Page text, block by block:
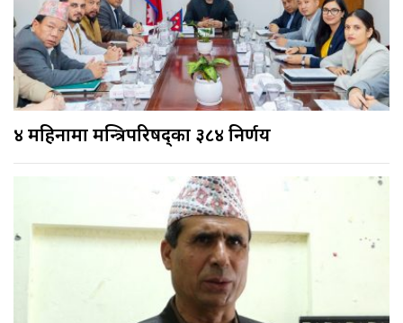
४ महिनामा मन्त्रिपरिषद्का ३८४ निर्णय